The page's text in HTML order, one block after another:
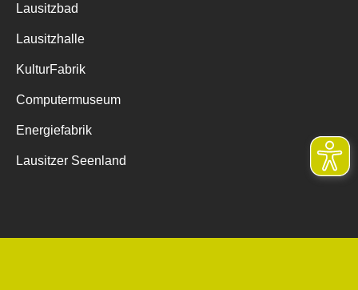
Lausitzbad
Lausitzhalle
KulturFabrik
Computermuseum
Energiefabrik
Lausitzer Seenland